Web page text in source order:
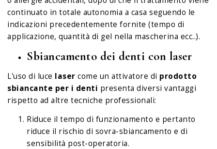
continuato in totale autonomia a casa seguendo le
indicazioni precedentemente fornite (tempo di
applicazione, quantità di gel nella mascherina ecc..).
Sbiancamento dei denti con laser
L'uso di luce laser come un attivatore di prodotto
sbiancante per i denti presenta diversi vantaggi
rispetto ad altre tecniche professionali:
Riduce il tempo di funzionamento e pertanto
riduce il rischio di sovra-sbiancamento e di
sensibilità post-operatoria.